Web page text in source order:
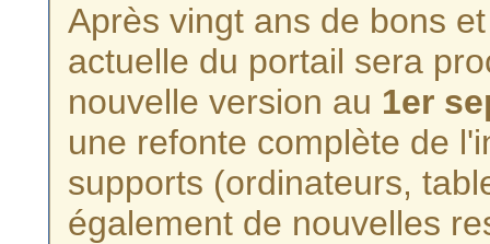
Après vingt ans de bons
actuelle du portail sera
nouvelle version au 1er
une refonte complète de
supports (ordinateurs,
également de nouvelles